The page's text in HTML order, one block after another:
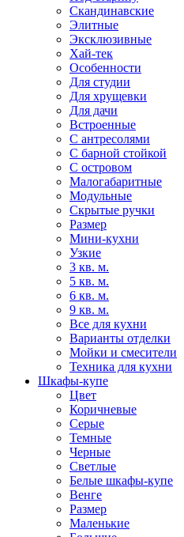
Скандинавские
Элитные
Эксклюзивные
Хай-тек
Особенности
Для студии
Для хрущевки
Для дачи
Встроенные
С антресолями
С барной стойкой
С островом
Малогабаритные
Модульные
Скрытые ручки
Размер
Мини-кухни
Узкие
3 кв. м.
5 кв. м.
6 кв. м.
9 кв. м.
Все для кухни
Варианты отделки
Мойки и смесители
Техника для кухни
Шкафы-купе
Цвет
Коричневые
Серые
Темные
Черные
Светлые
Белые шкафы-купе
Венге
Размер
Маленькие